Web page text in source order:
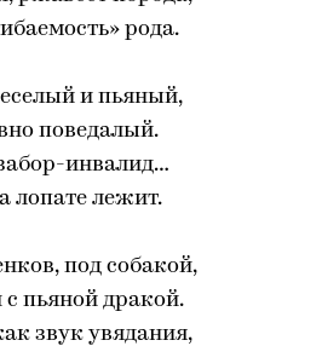
рода.
и пьяный,
поведалый.
инвалид…
лопате лежит.
под собакой,
пьяной дракой.
звук увядания,